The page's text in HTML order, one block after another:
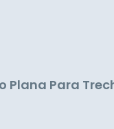
Plana Para